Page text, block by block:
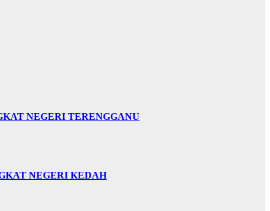
NEGERI TERENGGANU
NEGERI KEDAH